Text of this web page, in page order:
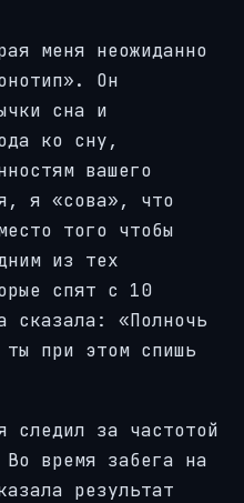
меня неожиданно
Он
сна и
ко сну,
вашего
я «сова», что
того чтобы
из тех
спят с 10
сказала: «Полночь
при этом спишь
следил за частотой
Во время забега на
результат